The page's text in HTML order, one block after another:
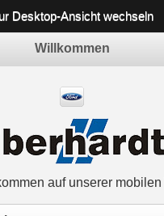
Desktop-Ansicht wechseln
Willkommen
auf unserer